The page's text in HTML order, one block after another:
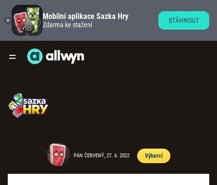
PAN ČERVENÝ, 27. 6. 2022 Výherci
Mobilní aplikace Sazka Hry
Zdarma ke stažení
STÁHNOUT